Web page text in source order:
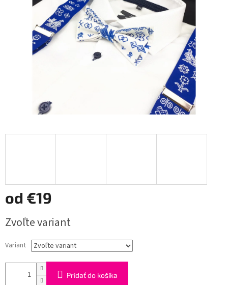
od €19
cena:
Zvoľte variant
Variant
Pridať do košíka